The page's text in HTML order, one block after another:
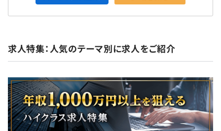
求人特集：人気のテーマ別に求人をご紹介